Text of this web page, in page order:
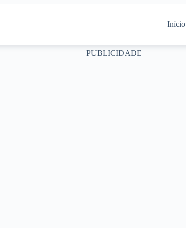
Início
PUBLICIDADE